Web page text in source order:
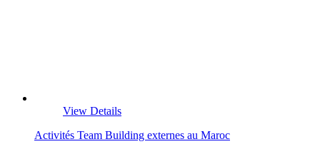
View Details
Activités Team Building externes au Maroc